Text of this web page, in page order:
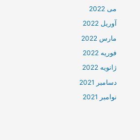
می 2022
آوریل 2022
مارس 2022
فوریه 2022
ژانویه 2022
دسامبر 2021
نوامبر 2021